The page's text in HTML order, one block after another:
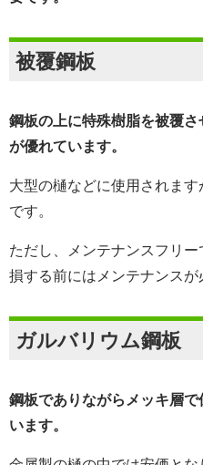
被覆鋼板
鋼板の上に特殊樹脂を被覆
が優れています。
大型の樋などに使用されま
です。
ただし、メンテナンスフリ
損する前にはメンテナンスが
ガルバリウム鋼板
鋼板でありながらメッキ層
います。